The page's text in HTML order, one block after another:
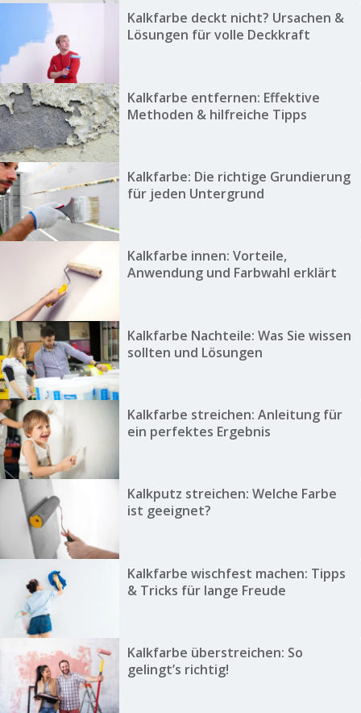
Kalkfarbe deckt nicht? Ursachen &
Lösungen für volle Deckkraft
Kalkfarbe entfernen: Effektive
Methoden & hilfreiche Tipps
Kalkfarbe: Die richtige Grundierung
für jeden Untergrund
Kalkfarbe innen: Vorteile,
Anwendung und Farbwahl erklärt
Kalkfarbe Nachteile: Was Sie wissen
sollten und Lösungen
Kalkfarbe streichen: Anleitung für
ein perfektes Ergebnis
Kalkputz streichen: Welche Farbe
ist geeignet?
Kalkfarbe wischfest machen: Tipps
& Tricks für lange Freude
Kalkfarbe überstreichen: So
gelingt’s richtig!